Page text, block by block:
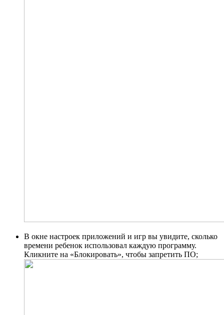
В окне настроек приложений и игр вы увидите, сколько
времени ребенок использовал каждую программу.
Кликните на «Блокировать», чтобы запретить ПО;